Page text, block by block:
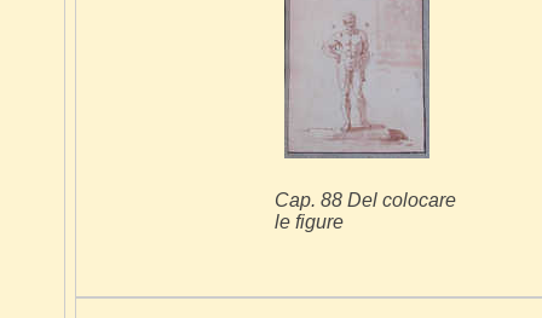
Cap. 88 Del colocare
le figure